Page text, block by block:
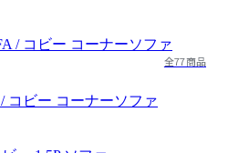
全77商品
コビー コーナーソファ